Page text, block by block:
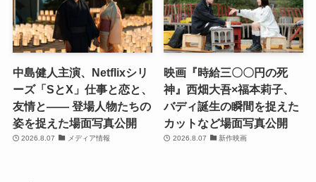
中島健人主演、Netflixシリ
ーズ「SとX」仕事と恋と、
友情と―― 登場人物たちの
姿を捉えた場面写真公開
2026.8.07 メディア情報
映画『時給三〇〇円の死
神』西畑大吾×福本莉子、
バディ誕生の瞬間を捉えた
カットなど場面写真公開
2026.8.07 新作映画